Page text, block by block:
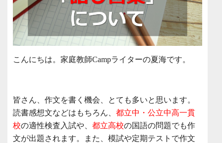
こんにちは。家庭教師Campライターの夏海です。
皆さん、作文を書く機会、とても多いと思います。
読書感想文などはもちろん、 都立中・公立中高一貫
校の適性検査入試や、 都立高校の国語の問題でも作
文が出題されます。また、模試や定期テストで作文